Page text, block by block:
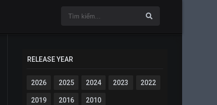
RELEASE YEAR
2026 2025 2024 2023 2022
2019 2016 2010